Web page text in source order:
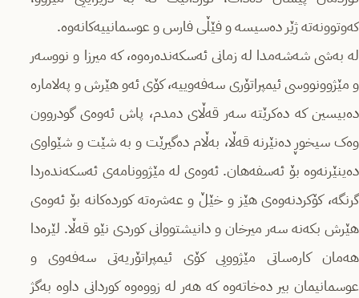
کەوتوونەتە ژێر دەسیسە و فێڵی فارس و عوسمانییەکانەوە.
لە بەشی شەشەمدا لە زمانی ئەسکەندەرەوە، کە میرزا و نووسەر
و مێژوونووسی ئیمپراتۆری سەفەوییە، کۆی ئەو هێرش و پەلامارە
دەبیسین کە دەکرێتە سەر قەڵای دمدم، پاش ئەوەی گودروون
وەک سیخوڕ دەنێرنە قەڵا، بەڵام دەگیرێت و بە شێت و شێواوی
دەینێرنەوە بۆ ئەسفەهان. ئەوەی لە مێژوونامەی ئەسکەندەردا
گرنگە، کۆکردنەوەی هێز و خێڵ و عەشرەتە کوردەکانە بۆ ئەوەی
هێرش بکەنە سەر میرخان و دانیشتووانی کوردی نێو قەڵا. لێرەدا
هەمان کارەساتی مێژوویی کۆی ئیمپراتۆریەتی سەفەوی و
عوسمانیمان بیر دەخاتەوە کە هەر لە زووەوە کوردانی داوە بەگژ